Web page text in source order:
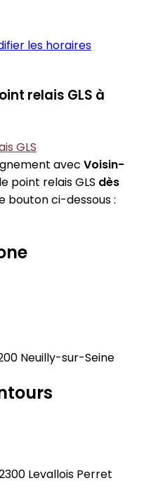
les horaires
relais GLS à
GLS
avec Voisin-
point relais GLS dès
bouton ci-dessous :
Neuilly-sur-Seine
Levallois Perret